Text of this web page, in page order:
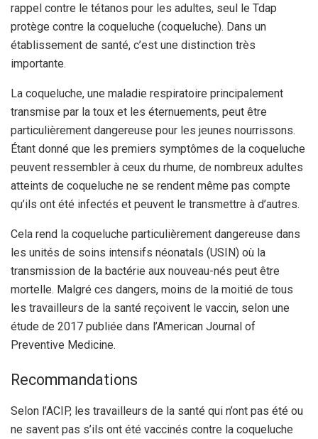
rappel contre le tétanos pour les adultes, seul le Tdap
protège contre la coqueluche (coqueluche). Dans un
établissement de santé, c’est une distinction très
importante.
La coqueluche, une maladie respiratoire principalement
transmise par la toux et les éternuements, peut être
particulièrement dangereuse pour les jeunes nourrissons.
Étant donné que les premiers symptômes de la coqueluche
peuvent ressembler à ceux du rhume, de nombreux adultes
atteints de coqueluche ne se rendent même pas compte
qu’ils ont été infectés et peuvent le transmettre à d’autres.
Cela rend la coqueluche particulièrement dangereuse dans
les unités de soins intensifs néonatals (USIN) où la
transmission de la bactérie aux nouveau-nés peut être
mortelle. Malgré ces dangers, moins de la moitié de tous
les travailleurs de la santé reçoivent le vaccin, selon une
étude de 2017 publiée dans l’American Journal of
Preventive Medicine.
Recommandations
Selon l’ACIP, les travailleurs de la santé qui n’ont pas été ou
ne savent pas s’ils ont été vaccinés contre la coqueluche